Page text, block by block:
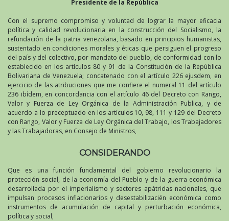
Presidente de la República
Con el supremo compromiso y voluntad de lograr la mayor eficacia
política y calidad revolucionaria en la construcción del Socialismo, la
refundación de la patria venezolana, basado en principios humanistas,
sustentado en condiciones morales y éticas que persiguen el progreso
del país y del colectivo, por mandato del pueblo, de conformidad con lo
establecido en los artículos 80 y 91 de la Constitución de la República
Bolivariana de Venezuela; concatenado con el artículo 226 ejusdem, en
ejercicio de las atribuciones que me confiere el numeral 11 del artículo
236 ibídem, en concordancia con el artículo 46 del Decreto con Rango,
Valor y Fuerza de Ley Orgánica de la Administración Publica, y de
acuerdo a lo preceptuado en los artículos 10, 98, 111 y 129 del Decreto
con Rango, Valor y Fuerza de Ley Orgánica del Trabajo, los Trabajadores
y las Trabajadoras, en Consejo de Ministros,
CONSIDERANDO
Que es una función fundamental del gobierno revolucionario la
protección social, de la economía del Pueblo y de la guerra económica
desarrollada por el imperialismo y sectores apátridas nacionales, que
impulsan procesos inflacionarios y desestabilizacién económica como
instrumentos de acumulación de capital y perturbación económica,
política y social,